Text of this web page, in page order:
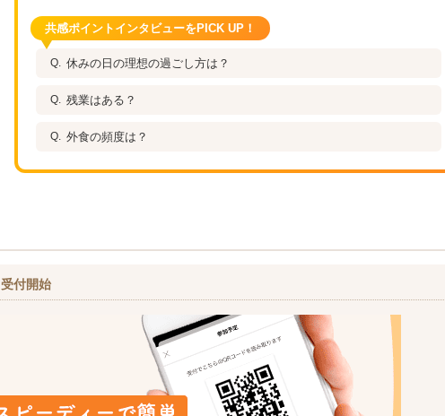
共感ポイントインタビューをPICK UP！
休みの日の理想の過ごし方は？
残業はある？
外食の頻度は？
受付開始